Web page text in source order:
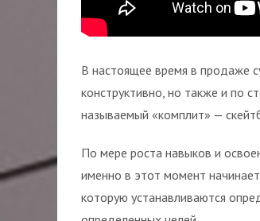
В настоящее время в продаже
конструктивно, но также и по
называемый «комплит» —
По мере роста навыков и
именно в этот момент
которую устанавливаются